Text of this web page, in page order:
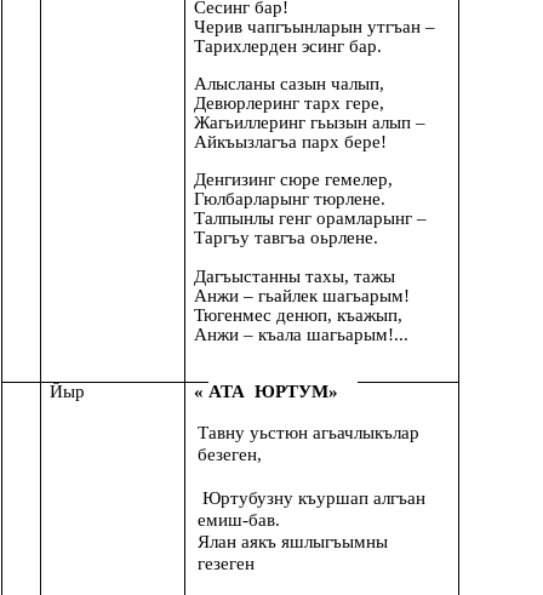
Сесинг бар!
Черив чапгъынларын утгъан –
Тарихлерден эсинг бар.
Алысланы сазын чалып,
Девюрлеринг тарх гере,
Жагьиллеринг гьызын алып –
Айкъызлагъа парх бере!
Денгизинг сюре гемелер,
Гюлбарларынг тюрлене.
Талпынлы генг орамларынг –
Таргъу тавгъа оьрлене.
Дагъыстанны тахы, тажы
Анжи – гьайлек шагьарым!
Тюгенмес денюп, къажып,
Анжи – къала шагьарым!...
Йыр « АТА ЮРТУМ»
Тавну уьстюн агьачлыкълар
безеген,
Юртубузну къуршап алгъан
емиш-бав.
Ялан аякъ яшлыгъымны
гезеген